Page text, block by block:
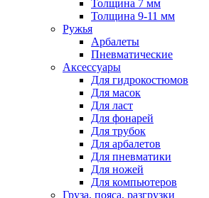
Толщина 7 мм
Толщина 9-11 мм
Ружья
Арбалеты
Пневматические
Аксессуары
Для гидрокостюмов
Для масок
Для ласт
Для фонарей
Для трубок
Для арбалетов
Для пневматики
Для ножей
Для компьютеров
Груза, пояса, разгрузки